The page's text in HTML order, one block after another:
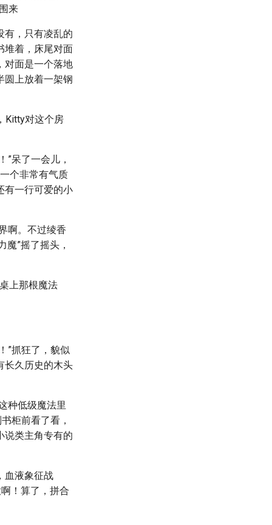
来
有，只有凌乱的
堆着，床尾对面
对面是一个落地
圆上放着一架钢
Kitty对这个房
呆了一会儿，
个非常有气质
有一行可爱的小
啊。不过绫香
”摇了摇头，
上那根魔法
”抓狂了，貌似
长久历史的木头
种低级魔法里
柜前看了看，
说类主角专有的
血液象征战
！算了，拼合